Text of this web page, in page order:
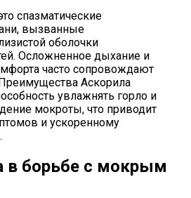
спазматические
вызванные
оболочки
Осложненное дыхание и
часто сопровождают
Аскорила
увлажнять горло и
мокроты, что приводит
и ускоренному
в борьбе с мокрым